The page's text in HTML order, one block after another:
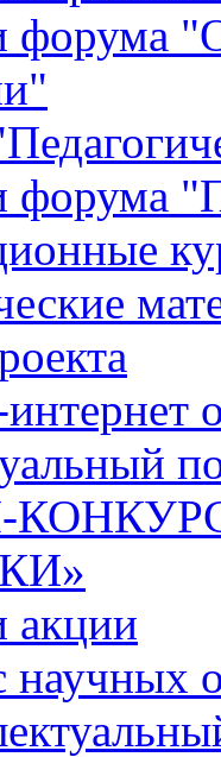
форума
форума
акции
научных